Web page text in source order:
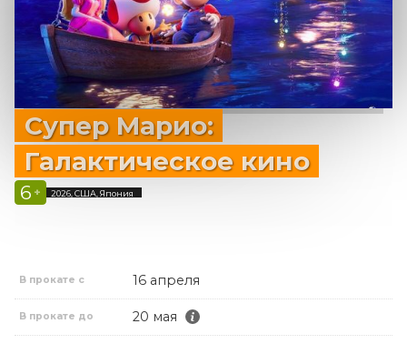
Супер Марио:
Галактическое кино
6 + 2026, США, Япония
В прокате с 16 апреля
В прокате до 20 мая